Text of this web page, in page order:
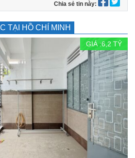
Chia sẻ tin này:
TẠI HỒ CHÍ MINH
GIÁ :6,2 TỶ